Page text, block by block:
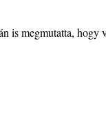
is megmutatta, hogy